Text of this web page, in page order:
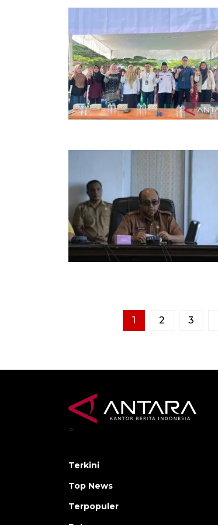
1 2 3
>
Terkini
Top News
Terpopuler